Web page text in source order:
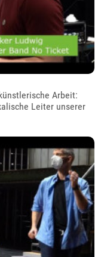
Arbeit:
Leiter unserer